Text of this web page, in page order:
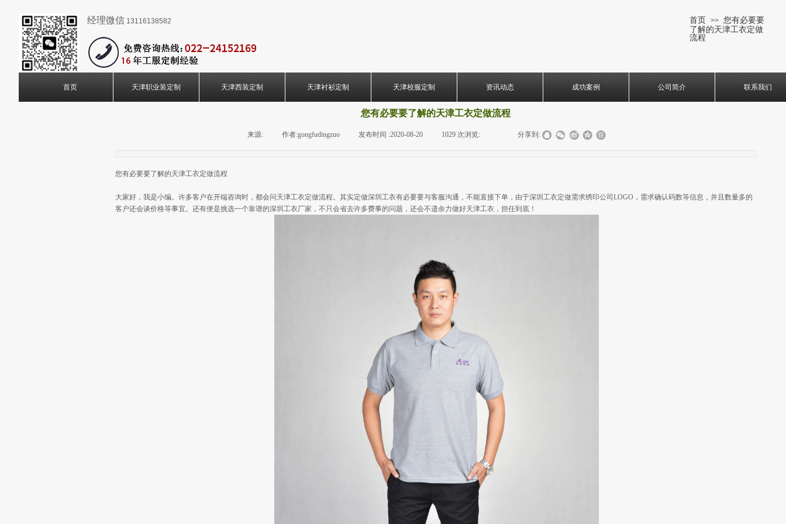
经理微信 13116138582 首页 >> 您有必要要
了解的天津工衣定做
流程
首页 天津职业装定制 天津西装定制 天津衬衫定制 天津校服定制 资讯动态 成功案例 公司简介 联系我们
您有必要要了解的天津工衣定做流程
来源: 作者:gongfudingzuo 发布时间 :2020-08-20 1029 次浏览: 分享到:
您有必要要了解的天津工衣定做流程
大家好，我是小编。许多客户在开端咨询时，都会问天津工衣定做流程。其实定做深圳工衣有必要要与客服沟通，不能直接下单，由于深圳工衣定做需求绣印公司LOGO，需求确认码数等信息，并且数量多的
客户还会谈价格等事宜。还有便是挑选一个靠谱的深圳工衣厂家，不只会省去许多费事的问题，还会不遗余力做好天津工衣，担任到底！